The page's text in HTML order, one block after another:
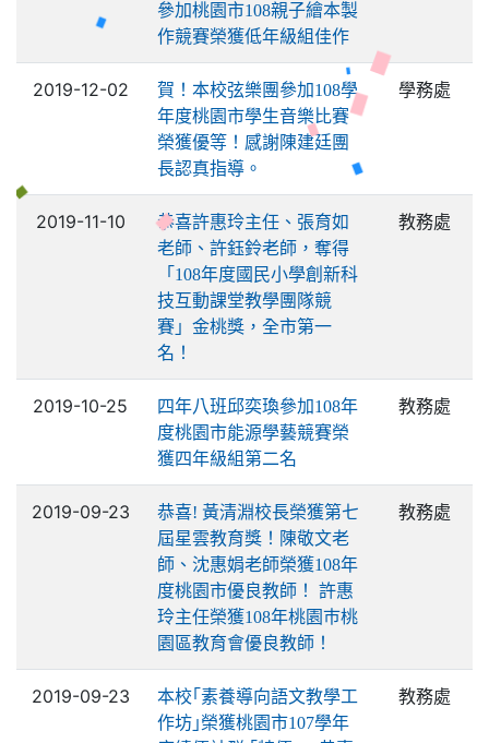
參加桃園市108親子繪本製
作競賽榮獲低年級組佳作
2019-12-02
賀！本校弦樂團參加108學
年度桃園市學生音樂比賽
榮獲優等！感謝陳建廷團
長認真指導。
學務處
2019-11-10
恭喜許惠玲主任、張育如
老師、許鈺鈴老師，奪得
「108年度國民小學創新科
技互動課堂教學團隊競
賽」金桃獎，全市第一
名！
教務處
2019-10-25
四年八班邱奕瑍參加108年
度桃園市能源學藝競賽榮
獲四年級組第二名
教務處
2019-09-23
恭喜! 黃清淵校長榮獲第七
屆星雲教育獎！陳敬文老
師、沈惠娟老師榮獲108年
度桃園市優良教師！ 許惠
玲主任榮獲108年桃園巿桃
園區教育會優良教師！
教務處
2019-09-23
本校｢素養導向語文教學工
作坊｣榮獲桃園市107學年
教務處